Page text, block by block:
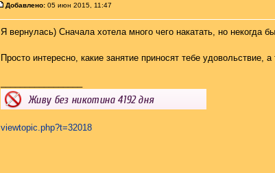
Добавлено: 05 июн 2015, 11:47
Я вернулась) Сначала хотела много чего накатать, но
Просто интересно, какие занятие приносят тебе
viewtopic.php?t=32018